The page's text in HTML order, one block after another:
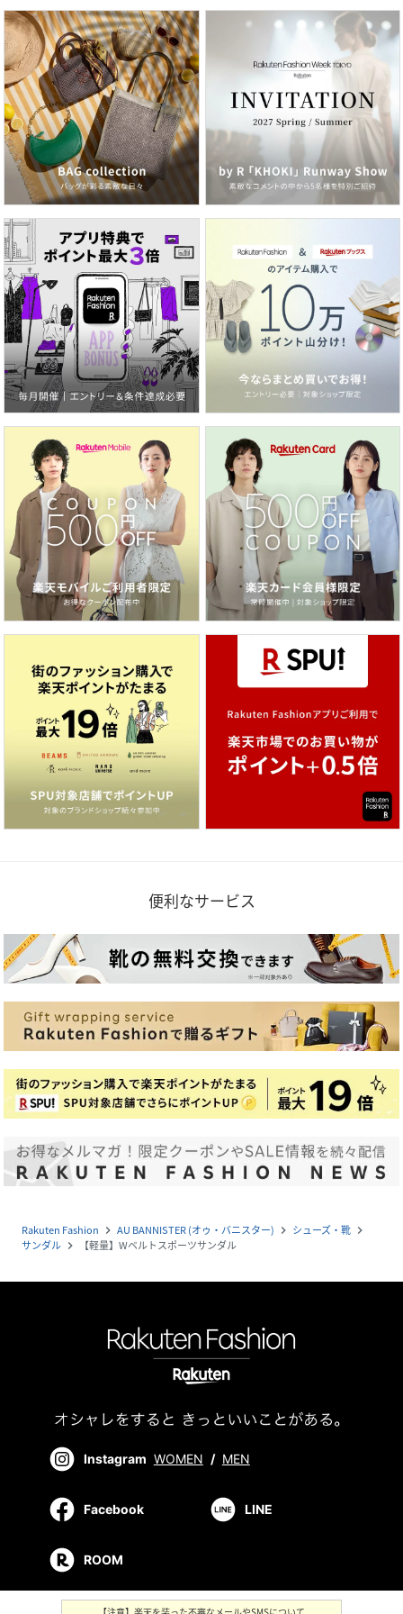
便利なサービス
Rakuten Fashion navigate_next AU BANNISTER (オゥ・バニスター) navigate_next シューズ・靴 navigate_next
サンダル navigate_next 【軽量】Wベルトスポーツサンダル
Instagram WOMEN / MEN
Facebook LINE
ROOM